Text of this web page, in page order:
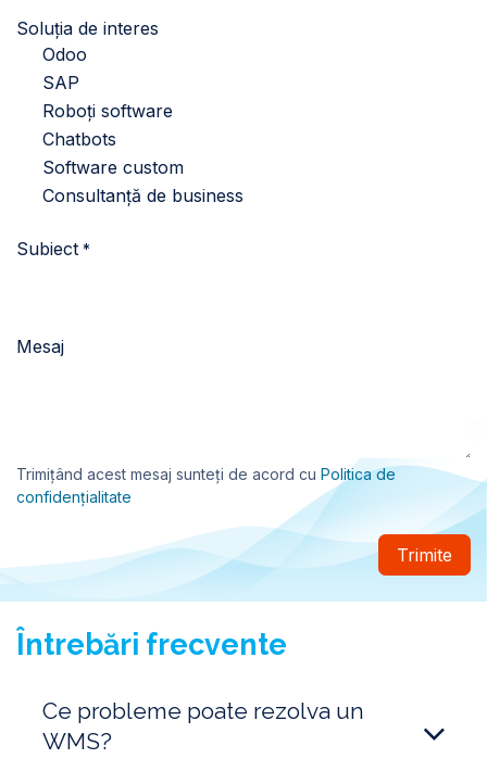
Soluția de interes
Odoo
SAP
Roboți software
Chatbots
Software custom
Consultanță de business
Subiect *
Mesaj
Trimițând acest mesaj sunteți de acord cu Politica de
confidențialitate
Trimite
Întrebări frecvente
Ce probleme poate rezolva un
WMS?